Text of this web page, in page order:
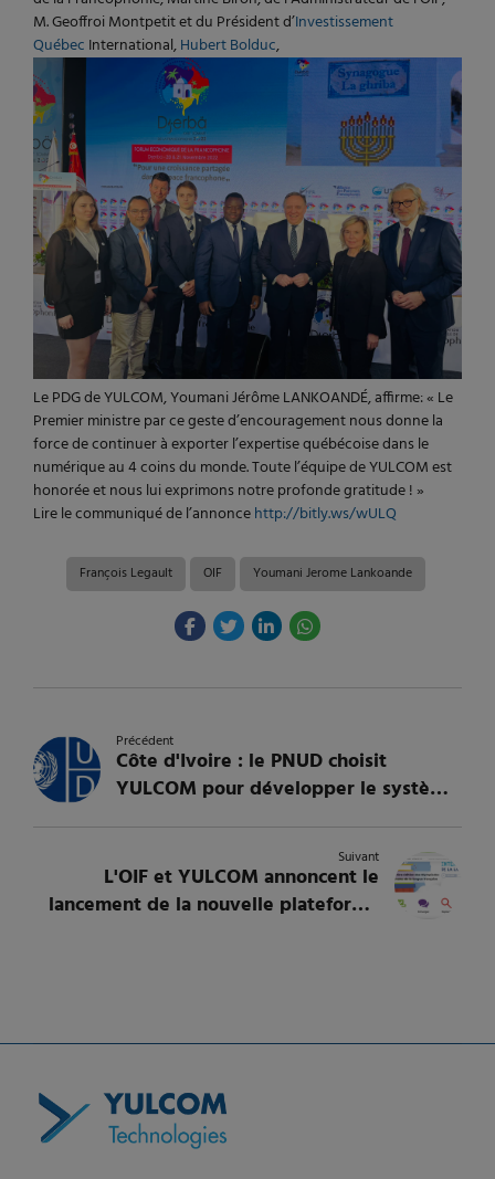
M. Geoffroi Montpetit et du Président d’Investissement
Québec International,Hubert Bolduc,
Le PDG de YULCOM, Youmani Jérôme LANKOANDÉ, affirme: « Le
Premier ministre par ce geste d’encouragement nous donne la
force de continuer à exporter l’expertise québécoise dans le
numérique au 4 coins du monde. Toute l’équipe de YULCOM est
honorée et nous lui exprimons notre profonde gratitude ! »
Lire le communiqué de l’annoncehttp://bitly.ws/wULQ
François Legault OIF Youmani Jerome Lankoande
Précédent
Côte d'Ivoire : le PNUD choisit
YULCOM pour développer le système
l'adaptation aux changements
climatiques
Suivant
L'OIF et YULCOM annoncent le
lancement de la nouvelle plateforme